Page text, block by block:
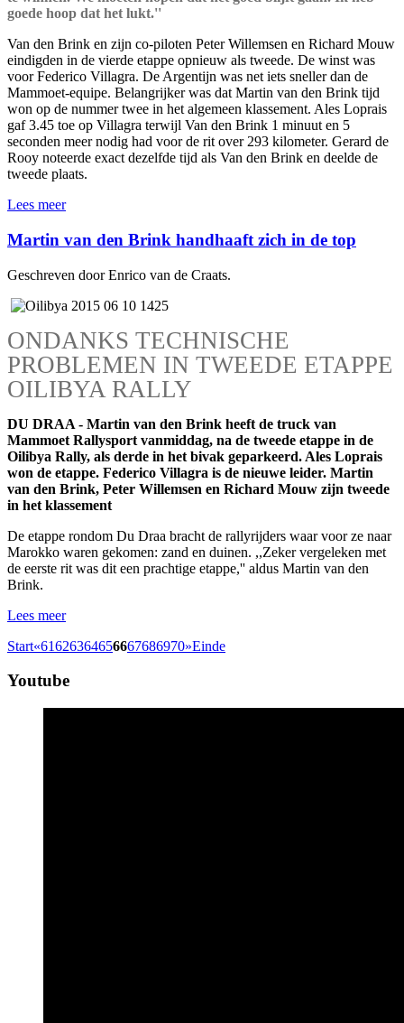
goede hoop dat het lukt.''
Van den Brink en zijn co-piloten Peter Willemsen en Richard Mouw
eindigden in de vierde etappe opnieuw als tweede. De winst was
voor Federico Villagra. De Argentijn was net iets sneller dan de
Mammoet-equipe. Belangrijker was dat Martin van den Brink tijd
won op de nummer twee in het algemeen klassement. Ales Loprais
gaf 3.45 toe op Villagra terwijl Van den Brink 1 minuut en 5
seconden meer nodig had voor de rit over 293 kilometer. Gerard de
Rooy noteerde exact dezelfde tijd als Van den Brink en deelde de
tweede plaats.
Lees meer
Martin van den Brink handhaaft zich in de top
Geschreven door Enrico van de Craats.
ONDANKS TECHNISCHE
PROBLEMEN IN TWEEDE ETAPPE
OILIBYA RALLY
DU DRAA - Martin van den Brink heeft de truck van
Mammoet Rallysport vanmiddag, na de tweede etappe in de
Oilibya Rally, als derde in het bivak geparkeerd. Ales Loprais
won de etappe. Federico Villagra is de nieuwe leider. Martin
van den Brink, Peter Willemsen en Richard Mouw zijn tweede
in het klassement
De etappe rondom Du Draa bracht de rallyrijders waar voor ze naar
Marokko waren gekomen: zand en duinen. ,,Zeker vergeleken met
de eerste rit was dit een prachtige etappe,'' aldus Martin van den
Brink.
Lees meer
Start«61626364656667686970»Einde
Youtube